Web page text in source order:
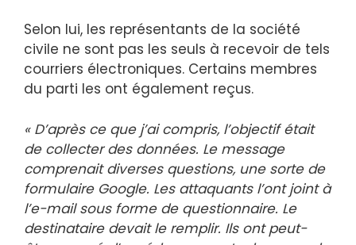
Selon lui, les représentants de la société
civile ne sont pas les seuls à recevoir de tels
courriers électroniques. Certains membres
du parti les ont également reçus.
« D’après ce que j’ai compris, l’objectif était
de collecter des données. Le message
comprenait diverses questions, une sorte de
formulaire Google. Les attaquants l’ont joint à
l’e-mail sous forme de questionnaire. Le
destinataire devait le remplir. Ils ont peut-